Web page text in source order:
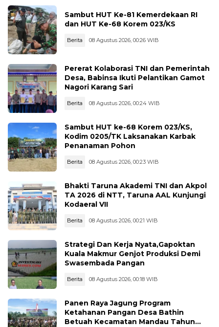
Sambut HUT Ke-81 Kemerdekaan RI
dan HUT Ke-68 Korem 023/KS
Berita 08 Agustus 2026, 00:26 WIB
Pererat Kolaborasi TNI dan Pemerintah
Desa, Babinsa Ikuti Pelantikan Gamot
Nagori Karang Sari
Berita 08 Agustus 2026, 00:24 WIB
Sambut HUT ke-68 Korem 023/KS,
Kodim 0205/TK Laksanakan Karbak
Penanaman Pohon
Berita 08 Agustus 2026, 00:23 WIB
Bhakti Taruna Akademi TNI dan Akpol
TA 2026 di NTT, Taruna AAL Kunjungi
Kodaeral VII
Berita 08 Agustus 2026, 00:21 WIB
Strategi Dan Kerja Nyata,Gapoktan
Kuala Makmur Genjot Produksi Demi
Swasembada Pangan
Berita 08 Agustus 2026, 00:18 WIB
Panen Raya Jagung Program
Ketahanan Pangan Desa Bathin
Betuah Kecamatan Mandau Tahun